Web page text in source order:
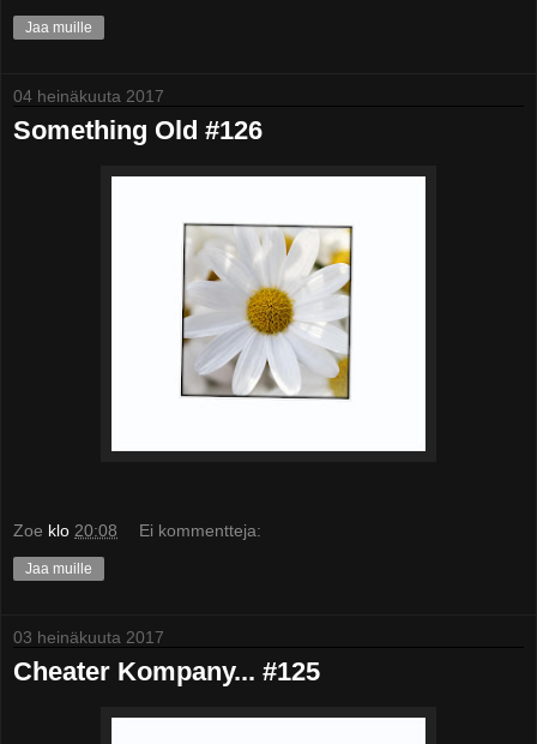
Jaa muille
04 heinäkuuta 2017
Something Old #126
Zoe klo 20:08 Ei kommentteja:
Jaa muille
03 heinäkuuta 2017
Cheater Kompany... #125